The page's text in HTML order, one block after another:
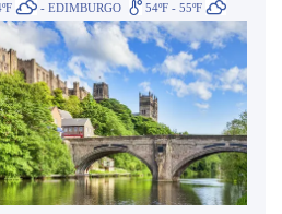
- EDIMBURGO 54ºF - 55ºF